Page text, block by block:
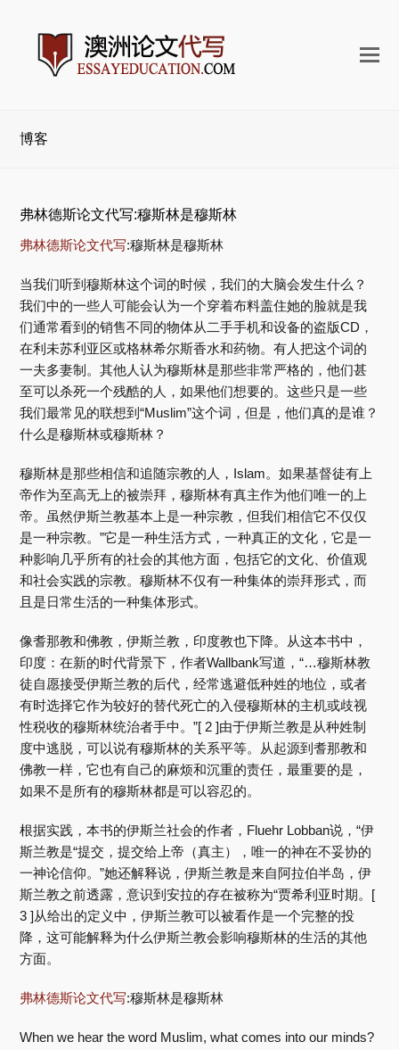
打
博客
弗林德斯论文代写:穆斯林是穆斯林
弗林德斯论文代写:穆斯林是穆斯林
当我们听到穆斯林这个词的时候，我们的大脑会发生什么？
我们中的一些人可能会认为一个穿着布料盖住她的脸就是我
们通常看到的销售不同的物体从二手手机和设备的盗版CD，
在利未苏利亚区或格林希尔斯香水和药物。有人把这个词的
一夫多妻制。其他人认为穆斯林是那些非常严格的，他们甚
至可以杀死一个残酷的人，如果他们想要的。这些只是一些
我们最常见的联想到“Muslim”这个词，但是，他们真的是谁？
什么是穆斯林或穆斯林？
穆斯林是那些相信和追随宗教的人，Islam。如果基督徒有上
帝作为至高无上的被崇拜，穆斯林有真主作为他们唯一的上
帝。虽然伊斯兰教基本上是一种宗教，但我们相信它不仅仅
是一种宗教。”它是一种生活方式，一种真正的文化，它是一
种影响几乎所有的社会的其他方面，包括它的文化、价值观
和社会实践的宗教。穆斯林不仅有一种集体的崇拜形式，而
且是日常生活的一种集体形式。
像耆那教和佛教，伊斯兰教，印度教也下降。从这本书中，
印度：在新的时代背景下，作者Wallbank写道，“…穆斯林教
徒自愿接受伊斯兰教的后代，经常逃避低种姓的地位，或者
有时选择它作为较好的替代死亡的入侵穆斯林的主机或歧视
性税收的穆斯林统治者手中。”[ 2 ]由于伊斯兰教是从种姓制
度中逃脱，可以说有穆斯林的关系平等。从起源到耆那教和
佛教一样，它也有自己的麻烦和沉重的责任，最重要的是，
如果不是所有的穆斯林都是可以容忍的。
根据实践，本书的伊斯兰社会的作者，Fluehr Lobban说，“伊
斯兰教是“提交，提交给上帝（真主），唯一的神在不妥协的
一神论信仰。”她还解释说，伊斯兰教是来自阿拉伯半岛，伊
斯兰教之前透露，意识到安拉的存在被称为“贾希利亚时期。[
3 ]从给出的定义中，伊斯兰教可以被看作是一个完整的投
降，这可能解释为什么伊斯兰教会影响穆斯林的生活的其他
方面。
弗林德斯论文代写:穆斯林是穆斯林
When we hear the word Muslim, what comes into our minds?